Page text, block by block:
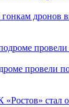
дронов
провели